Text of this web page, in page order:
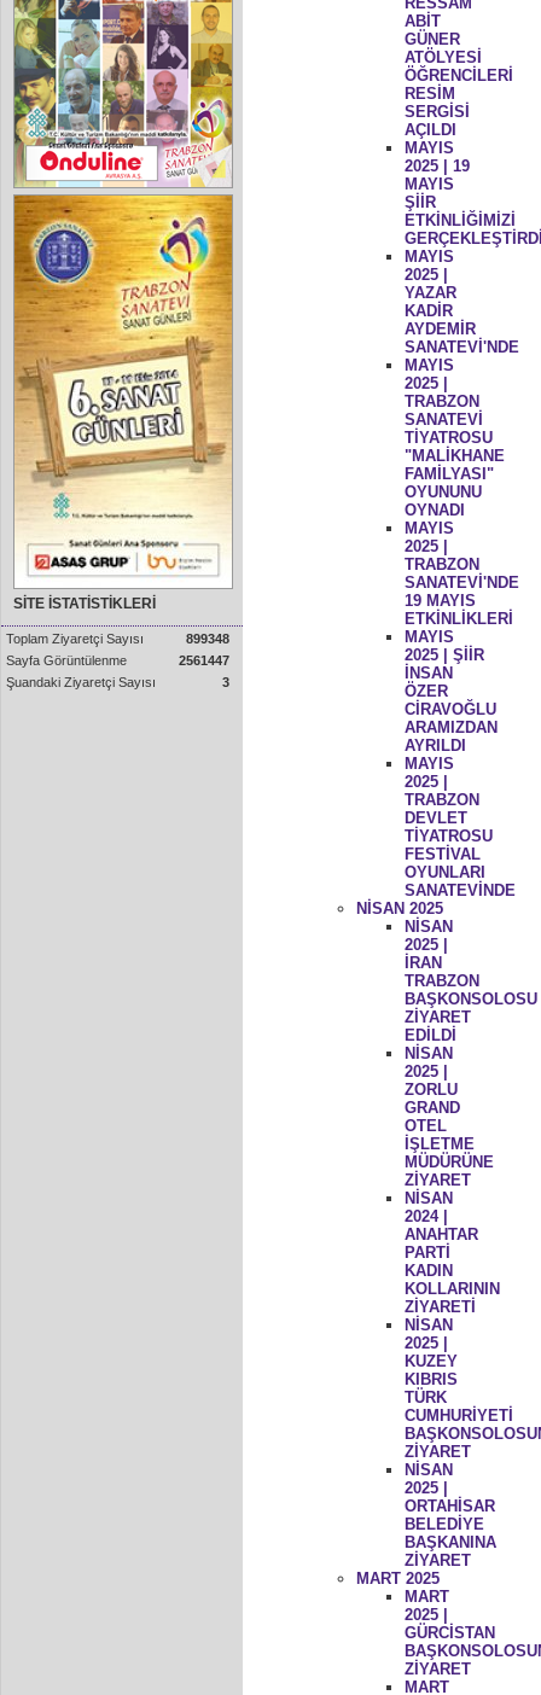
SİTE İSTATİSTİKLERİ
Toplam Ziyaretçi Sayısı
899348
Sayfa Görüntülenme
2561447
Şuandaki Ziyaretçi Sayısı
3
ABİT
GÜNER
ATÖLYESİ
ÖĞRENCİLERİ
RESİM
SERGİSİ
AÇILDI
MAYIS
2025 | 19
MAYIS
ŞİİR
ETKİNLİĞİMİZİ
MAYIS
2025 |
YAZAR
KADİR
AYDEMİR
SANATEVİ'NDE
MAYIS
2025 |
TRABZON
SANATEVİ
TİYATROSU
"MALİKHANE
FAMİLYASI"
OYUNUNU
OYNADI
MAYIS
2025 |
TRABZON
SANATEVİ'NDE
19 MAYIS
ETKİNLİKLERİ
MAYIS
2025 | ŞİİR
İNSAN
ÖZER
CİRAVOĞLU
ARAMIZDAN
AYRILDI
MAYIS
2025 |
TRABZON
DEVLET
TİYATROSU
FESTİVAL
OYUNLARI
SANATEVİNDE
NİSAN 2025
NİSAN
2025 |
İRAN
TRABZON
BAŞKONSOLOSU
ZİYARET
EDİLDİ
NİSAN
2025 |
ZORLU
GRAND
OTEL
İŞLETME
MÜDÜRÜNE
ZİYARET
NİSAN
2024 |
ANAHTAR
PARTİ
KADIN
KOLLARININ
ZİYARETİ
NİSAN
2025 |
KUZEY
KIBRIS
TÜRK
CUMHURİYETİ
ZİYARET
NİSAN
2025 |
ORTAHİSAR
BELEDİYE
BAŞKANINA
ZİYARET
MART 2025
MART
2025 |
GÜRCİSTAN
ZİYARET
MART